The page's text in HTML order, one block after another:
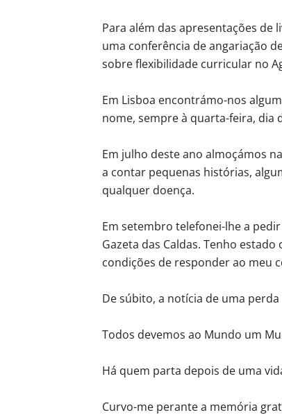
Para além das apresentações de
uma conferência de angariação
sobre flexibilidade curricular no
Em Lisboa encontrámo-nos
nome, sempre à quarta-feira, dia
Em julho deste ano almoçámos
a contar pequenas histórias,
qualquer doença.
Em setembro telefonei-lhe a
Gazeta das Caldas. Tenho
condições de responder ao meu
De súbito, a notícia de uma
Todos devemos ao Mundo um
Há quem parta depois de uma
Curvo-me perante a memória